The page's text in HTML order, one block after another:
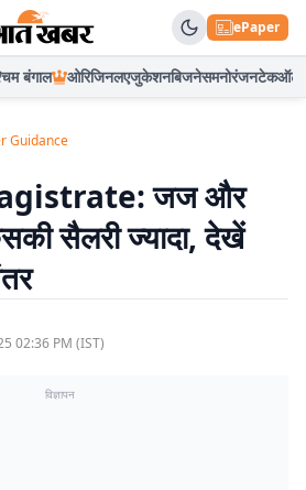
ePaper
बंगाल ओरिजिनलएजुकेशनबिजनेसमनोरंजनटेकऑटो
Guidance
जज और
सैलरी ज्यादा, देखें
02:36 PM (IST)
विज्ञापन